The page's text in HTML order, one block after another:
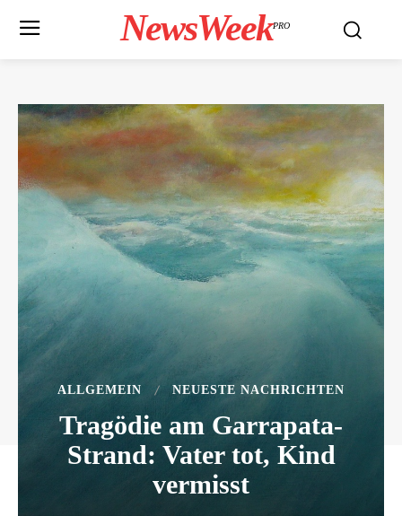
NewsWeekPRO
ALLGEMEIN NEUESTE NACHRICHTEN
Tragödie am Garrapata-
Strand: Vater tot, Kind
vermisst